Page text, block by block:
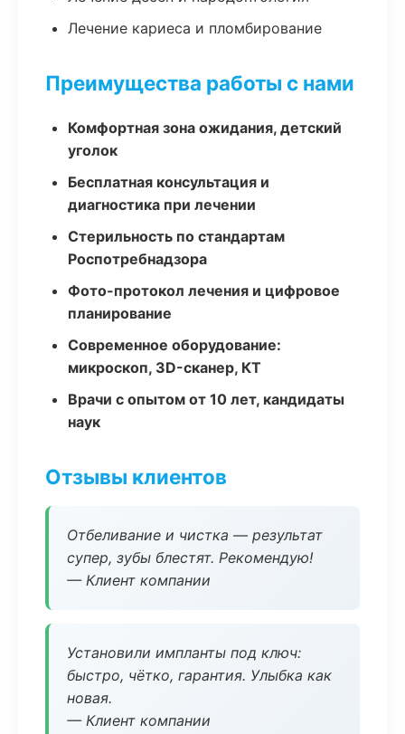
Лечение кариеса и пломбирование
Преимущества работы с нами
Комфортная зона ожидания, детский
уголок
Бесплатная консультация и
диагностика при лечении
Стерильность по стандартам
Роспотребнадзора
Фото-протокол лечения и цифровое
планирование
Современное оборудование:
микроскоп, 3D-сканер, КТ
Врачи с опытом от 10 лет, кандидаты
наук
Отзывы клиентов
Отбеливание и чистка — результат
супер, зубы блестят. Рекомендую!
— Клиент компании
Установили импланты под ключ:
быстро, чётко, гарантия. Улыбка как
новая.
— Клиент компании